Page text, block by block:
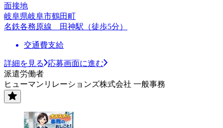
面接地
岐阜県岐阜市鶴田町
名鉄各務原線 田神駅（徒歩5分）
交通費支給
詳細を見る
応募画面に進む
派遣労働者
ヒューマンリレーションズ株式会社 一般事務